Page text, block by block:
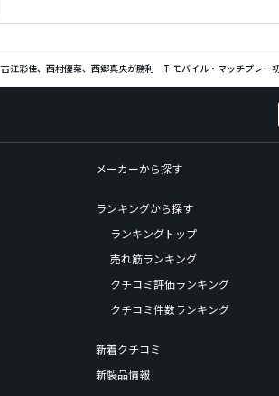
古江彩佳、西村優菜、西郷真央が勝利 T-モバイル・マッチプレー
メーカーから探す
ランキングから探す
ランキングトップ
売れ筋ランキング
クチコミ評価ランキング
クチコミ件数ランキング
新着クチコミ
新製品情報